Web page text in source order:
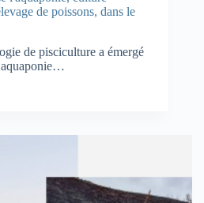
de poissons, dans le
de pisciculture a émergé